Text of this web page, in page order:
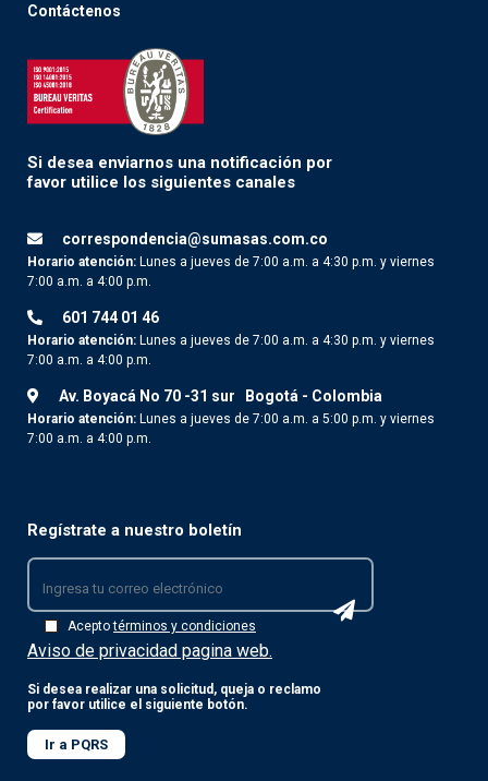
Contáctenos
Si desea enviarnos una notificación por
favor utilice los siguientes canales
correspondencia@sumasas.com.co
Horario atención: Lunes a jueves de 7:00 a.m. a 4:30 p.m. y viernes
7:00 a.m. a 4:00 p.m.
601 744 01 46
Horario atención: Lunes a jueves de 7:00 a.m. a 4:30 p.m. y viernes
7:00 a.m. a 4:00 p.m.
Av. Boyacá No 70 -31 sur Bogotá - Colombia
Horario atención: Lunes a jueves de 7:00 a.m. a 5:00 p.m. y viernes
7:00 a.m. a 4:00 p.m.
Regístrate a nuestro boletín
Aceptotérminos y condiciones
Aviso de privacidad pagina web.
Si desea realizar una solicitud, queja o reclamo
por favor utilice el siguiente botón.
Ir a PQRS